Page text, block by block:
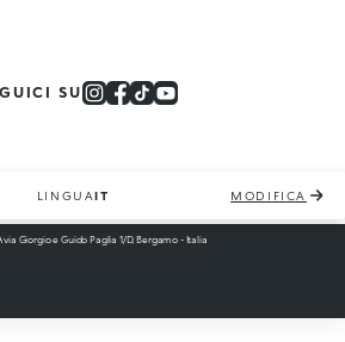
SU
LINGUAIT MODIFICA
via Giorgio e Guido Paglia 1/D, Bergamo - Italia